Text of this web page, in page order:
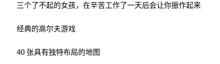
三个了不起的女孩，在辛苦工作了一天后会让你振作起来
经典的高尔夫游戏
40 张具有独特布局的地图